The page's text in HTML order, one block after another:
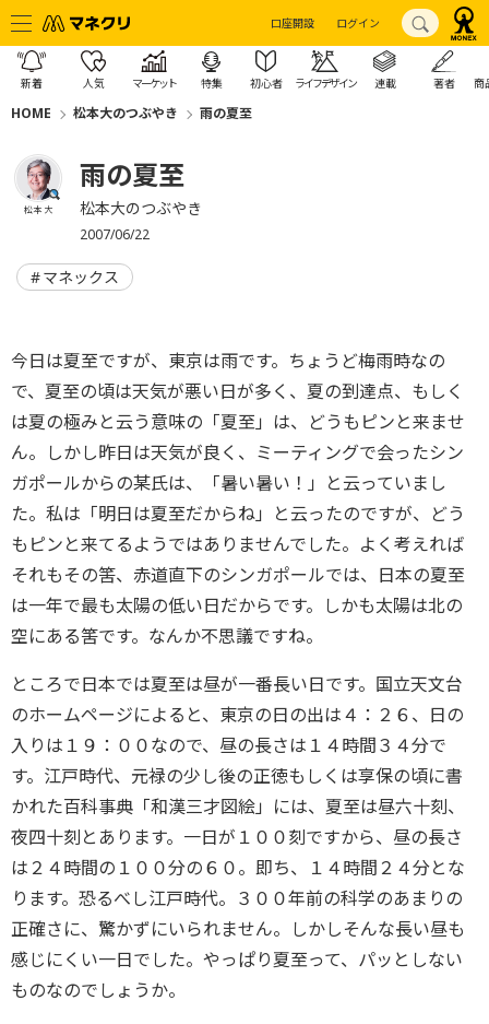
口座開設 ログイン
新着 人気 マーケット 特集 初心者 ライフデザイン 連載 著者 商
HOME 松本大のつぶやき 雨の夏至
松本 大
雨の夏至
松本大のつぶやき
2007/06/22
マネックス
今日は夏至ですが、東京は雨です。ちょうど梅雨時なの
で、夏至の頃は天気が悪い日が多く、夏の到達点、もしく
は夏の極みと云う意味の「夏至」は、どうもピンと来ませ
ん。しかし昨日は天気が良く、ミーティングで会ったシン
ガポールからの某氏は、「暑い暑い！」と云っていまし
た。私は「明日は夏至だからね」と云ったのですが、どう
もピンと来てるようではありませんでした。よく考えれば
それもその筈、赤道直下のシンガポールでは、日本の夏至
は一年で最も太陽の低い日だからです。しかも太陽は北の
空にある筈です。なんか不思議ですね。
ところで日本では夏至は昼が一番長い日です。国立天文台
のホームページによると、東京の日の出は４：２６、日の
入りは１９：００なので、昼の長さは１４時間３４分で
す。江戸時代、元禄の少し後の正徳もしくは享保の頃に書
かれた百科事典「和漢三才図絵」には、夏至は昼六十刻、
夜四十刻とあります。一日が１００刻ですから、昼の長さ
は２４時間の１００分の６０。即ち、１４時間２４分とな
ります。恐るべし江戸時代。３００年前の科学のあまりの
正確さに、驚かずにいられません。しかしそんな長い昼も
感じにくい一日でした。やっぱり夏至って、パッとしない
ものなのでしょうか。